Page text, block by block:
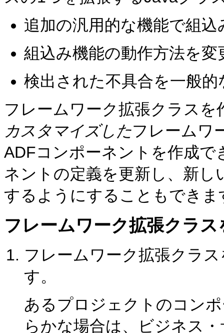
追加の汎用的な機能で組
組込み機能の動作方法を変
検出された不具合を一般
フレームワーク拡張クラス
カスタマイズしたフレームワ
ADFコンポーネントを作成
ネントの定義を更新し、新
するようにすることもできま
フレームワーク拡張クラ
フレームワーク拡張クラ
す。
あるプロジェクトのコン
らかな場合は、ビジネス